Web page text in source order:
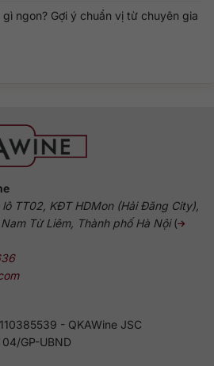
gì ngon? Gợi ý chuẩn vị từ chuyên gia
lô TT02, KĐT HDMon (Hải Đăng City),
Từ Liêm, Thành phố Hà Nội(
- QKAWine JSC
GP-UBND